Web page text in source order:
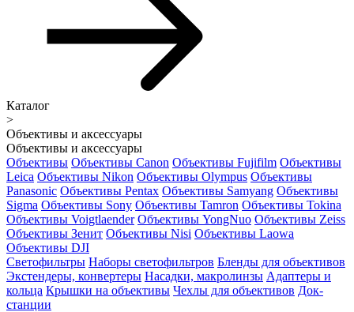
Каталог
>
Объективы и аксессуары
Объективы и аксессуары
Объективы Объективы Canon Объективы Fujifilm Объективы
Leica Объективы Nikon Объективы Olympus Объективы
Panasonic Объективы Pentax Объективы Samyang Объективы
Sigma Объективы Sony Объективы Tamron Объективы Tokina
Объективы Voigtlaender Объективы YongNuo Объективы Zeiss
Объективы Зенит Объективы Nisi Объективы Laowa
Объективы DJI
Светофильтры Наборы светофильтров Бленды для объективов
Экстендеры, конвертеры Насадки, макролинзы Адаптеры и
кольца Крышки на объективы Чехлы для объективов Док-
станции